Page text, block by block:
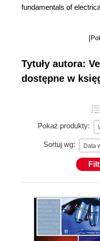
fundamentals of
Tytuły autora:
dostępne w
Pokaż produkty:
Sortuj wg: Data